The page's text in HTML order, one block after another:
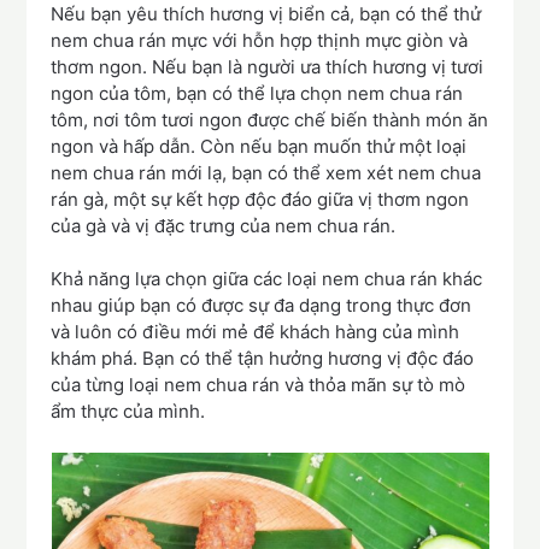
Nếu bạn yêu thích hương vị biển cả, bạn có thể thử
nem chua rán mực với hỗn hợp thịnh mực giòn và
thơm ngon. Nếu bạn là người ưa thích hương vị tươi
ngon của tôm, bạn có thể lựa chọn nem chua rán
tôm, nơi tôm tươi ngon được chế biến thành món ăn
ngon và hấp dẫn. Còn nếu bạn muốn thử một loại
nem chua rán mới lạ, bạn có thể xem xét nem chua
rán gà, một sự kết hợp độc đáo giữa vị thơm ngon
của gà và vị đặc trưng của nem chua rán.
Khả năng lựa chọn giữa các loại nem chua rán khác
nhau giúp bạn có được sự đa dạng trong thực đơn
và luôn có điều mới mẻ để khách hàng của mình
khám phá. Bạn có thể tận hưởng hương vị độc đáo
của từng loại nem chua rán và thỏa mãn sự tò mò
ẩm thực của mình.